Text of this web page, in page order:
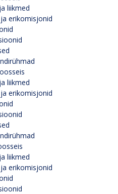
liikmed
erikomisjonid
liikmed
erikomisjonid
liikmed
erikomisjonid